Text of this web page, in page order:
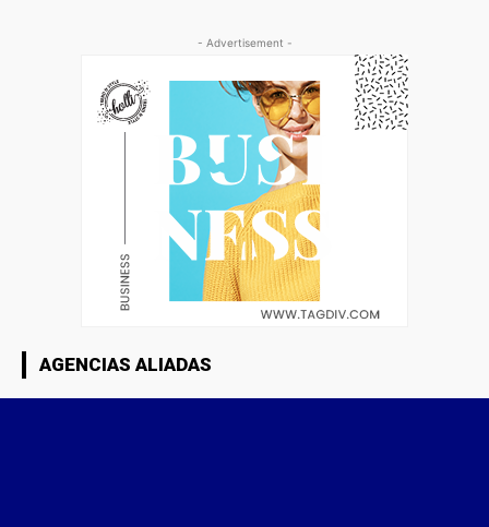
- Advertisement -
AGENCIAS ALIADAS